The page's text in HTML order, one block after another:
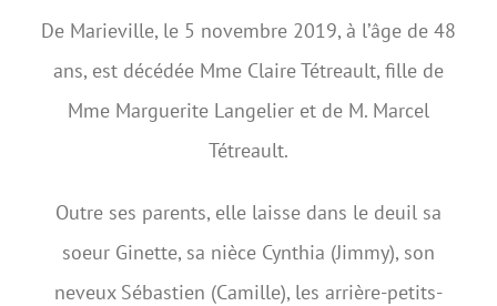
De Marieville, le 5 novembre 2019, à l’âge de 48
ans, est décédée Mme Claire Tétreault, fille de
Mme Marguerite Langelier et de M. Marcel
Tétreault.
Outre ses parents, elle laisse dans le deuil sa
soeur Ginette, sa nièce Cynthia (Jimmy), son
neveux Sébastien (Camille), les arrière-petits-